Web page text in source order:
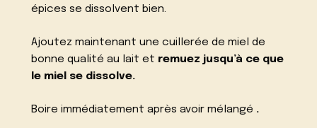
épices se dissolvent bien.
Ajoutez maintenant une cuillerée de miel de
bonne qualité au lait et remuez jusqu’à ce que
le miel se dissolve.
Boire immédiatement après avoir mélangé .